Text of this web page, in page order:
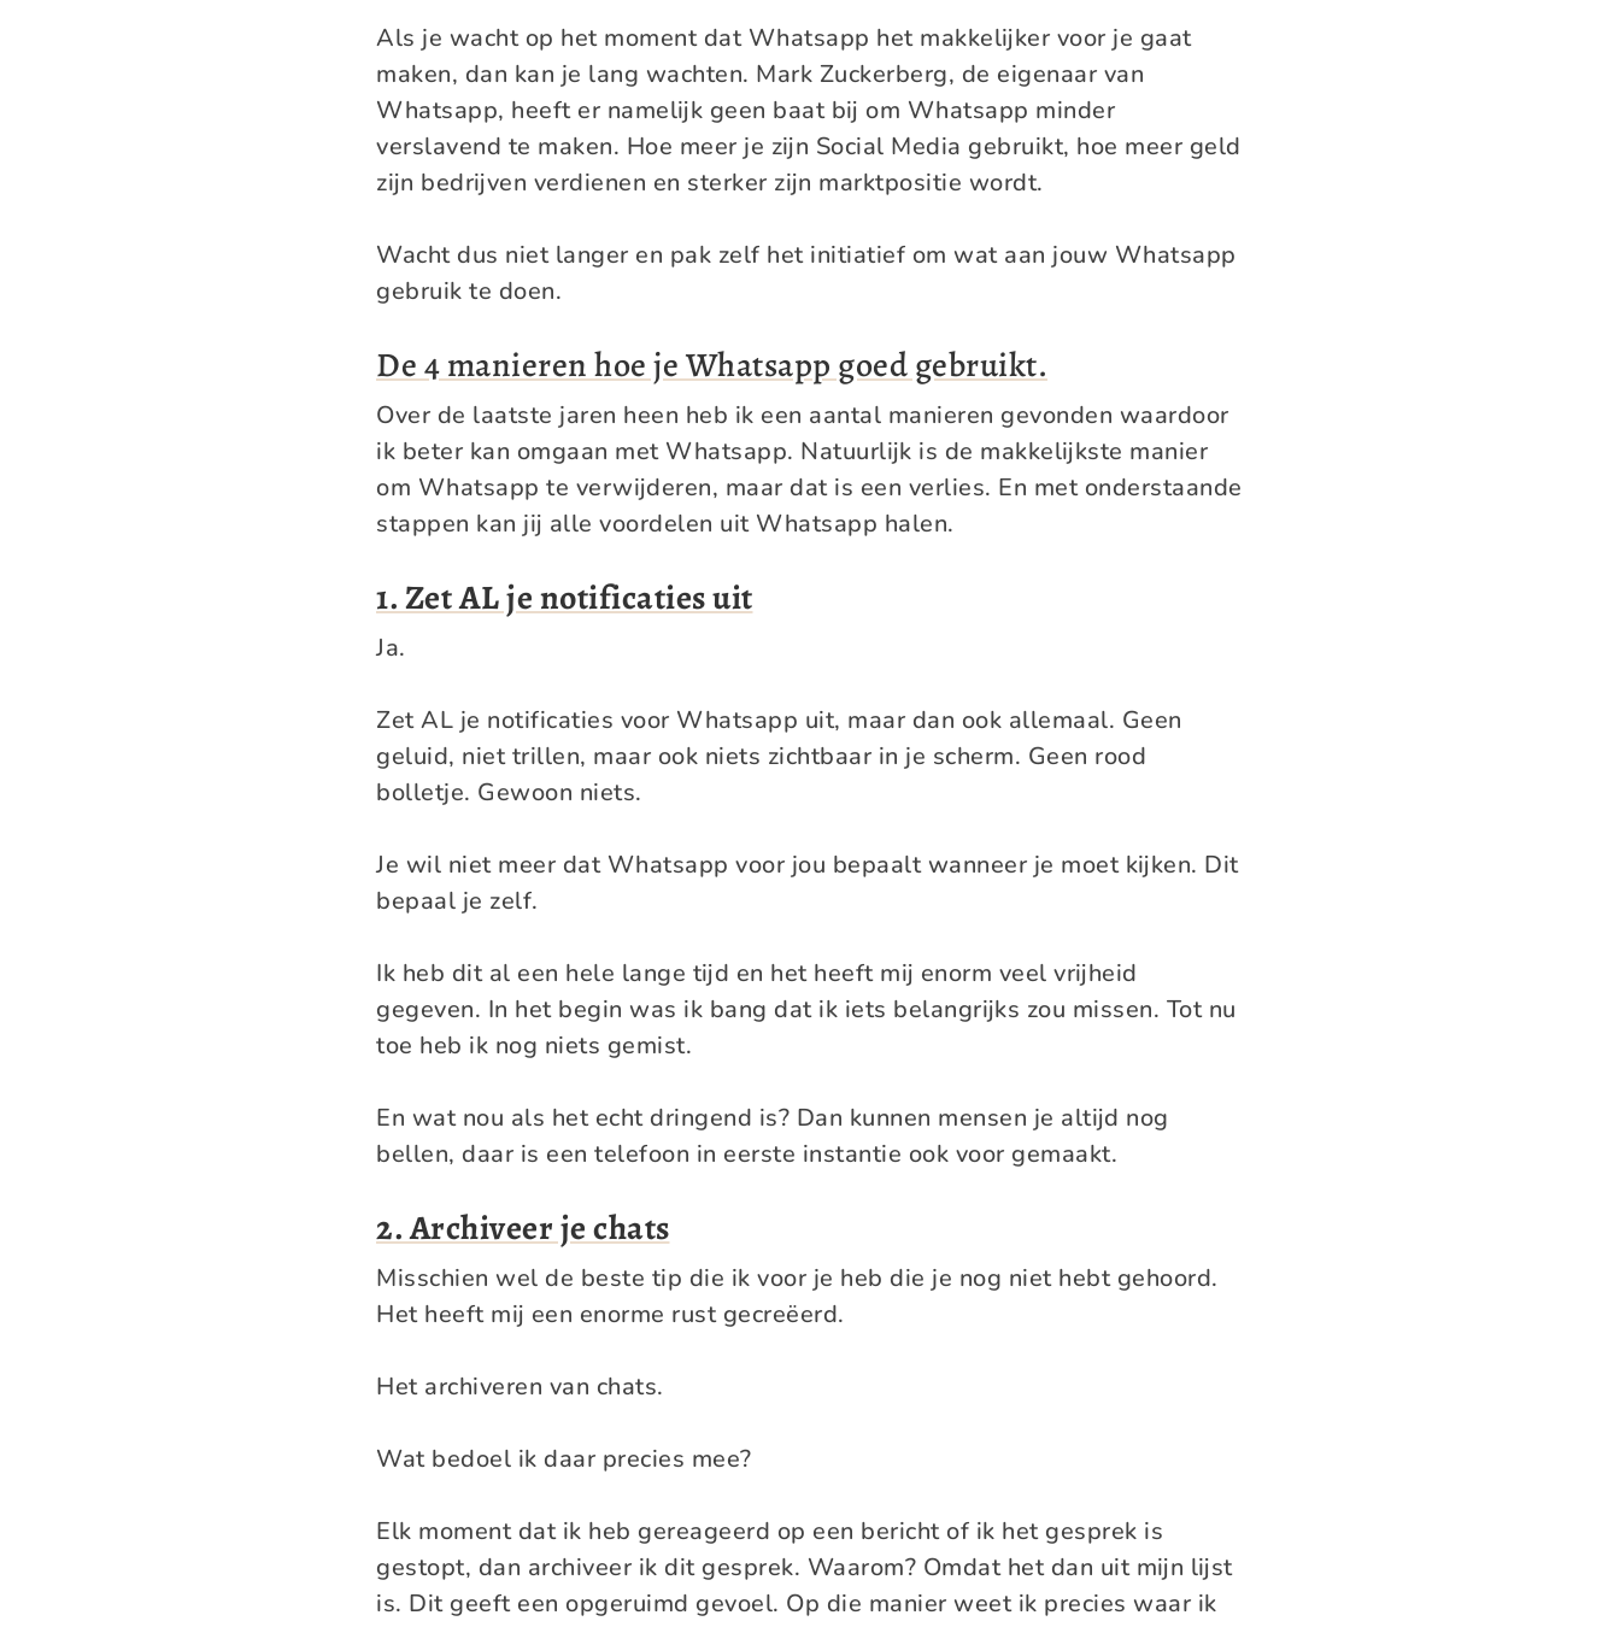
Als je wacht op het moment dat Whatsapp het makkelijker voor je gaat
maken, dan kan je lang wachten. Mark Zuckerberg, de eigenaar van
Whatsapp, heeft er namelijk geen baat bij om Whatsapp minder
verslavend te maken. Hoe meer je zijn Social Media gebruikt, hoe meer geld
zijn bedrijven verdienen en sterker zijn marktpositie wordt.
Wacht dus niet langer en pak zelf het initiatief om wat aan jouw Whatsapp
gebruik te doen.
De 4 manieren hoe je Whatsapp goed gebruikt.
Over de laatste jaren heen heb ik een aantal manieren gevonden waardoor
ik beter kan omgaan met Whatsapp. Natuurlijk is de makkelijkste manier
om Whatsapp te verwijderen, maar dat is een verlies. En met onderstaande
stappen kan jij alle voordelen uit Whatsapp halen.
1. Zet AL je notificaties uit
Ja.
Zet AL je notificaties voor Whatsapp uit, maar dan ook allemaal. Geen
geluid, niet trillen, maar ook niets zichtbaar in je scherm. Geen rood
bolletje. Gewoon niets.
Je wil niet meer dat Whatsapp voor jou bepaalt wanneer je moet kijken. Dit
bepaal je zelf.
Ik heb dit al een hele lange tijd en het heeft mij enorm veel vrijheid
gegeven. In het begin was ik bang dat ik iets belangrijks zou missen. Tot nu
toe heb ik nog niets gemist.
En wat nou als het echt dringend is? Dan kunnen mensen je altijd nog
bellen, daar is een telefoon in eerste instantie ook voor gemaakt.
2. Archiveer je chats
Misschien wel de beste tip die ik voor je heb die je nog niet hebt gehoord.
Het heeft mij een enorme rust gecreëerd.
Het archiveren van chats.
Wat bedoel ik daar precies mee?
Elk moment dat ik heb gereageerd op een bericht of ik het gesprek is
gestopt, dan archiveer ik dit gesprek. Waarom? Omdat het dan uit mijn lijst
is. Dit geeft een opgeruimd gevoel. Op die manier weet ik precies waar ik